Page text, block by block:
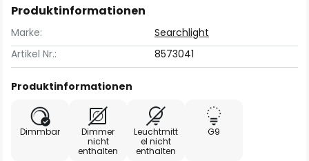
Produktinformationen
Marke:
Searchlight
Artikel Nr.:
8573041
Produktinformationen
Dimmbar
Dimmer
nicht
enthalten
Leuchtmitt
el nicht
enthalten
G9